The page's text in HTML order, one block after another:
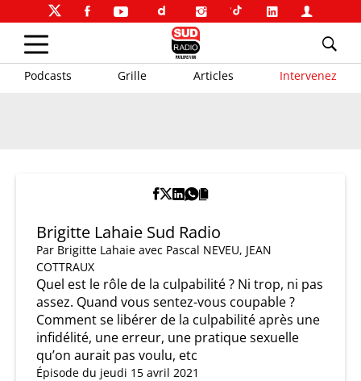
Podcasts Grille Articles Intervenez
Brigitte Lahaie Sud Radio
Par Brigitte Lahaie avec Pascal NEVEU, JEAN
COTTRAUX
Quel est le rôle de la culpabilité ? Ni trop, ni pas
assez. Quand vous sentez-vous coupable ?
Comment se libérer de la culpabilité après une
infidélité, une erreur, une pratique sexuelle
qu’on aurait pas voulu, etc
Épisode du jeudi 15 avril 2021